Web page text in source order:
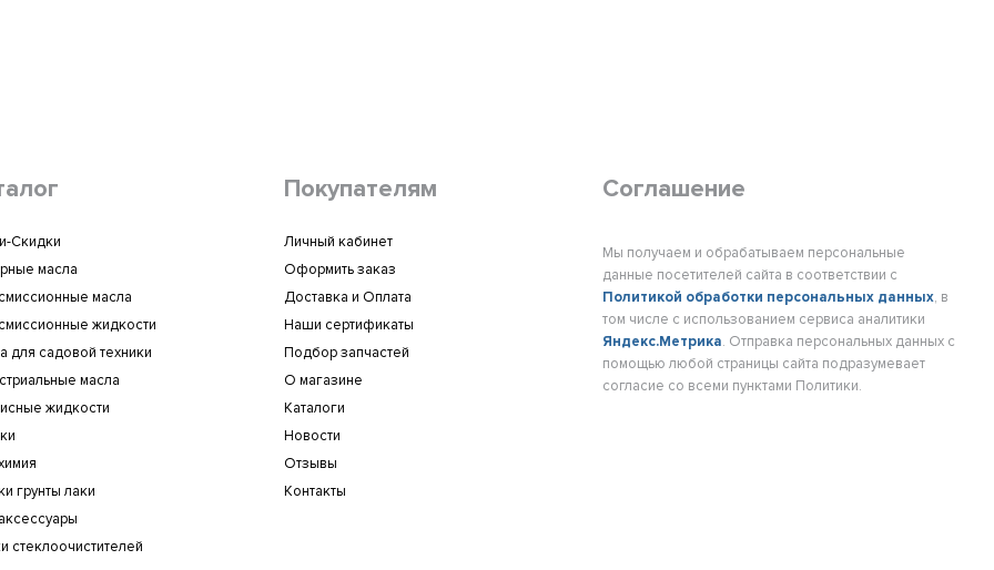
Скидки
масла
масла
жидкости
для садовой техники
масла
жидкости
грунты лаки
стеклоочистителей
Покупателям
Личный кабинет
Оформить заказ
Доставка и Оплата
Наши сертификаты
Подбор запчастей
О магазине
Каталоги
Новости
Отзывы
Контакты
Соглашение
Мы получаем и обрабатываем персональные
данные посетителей сайта в соответствии с
Политикой обработки персональных данных, в
том числе с использованием сервиса аналитики
Яндекс.Метрика. Отправка персональных данных с
помощью любой страницы сайта подразумевает
согласие со всеми пунктами Политики.